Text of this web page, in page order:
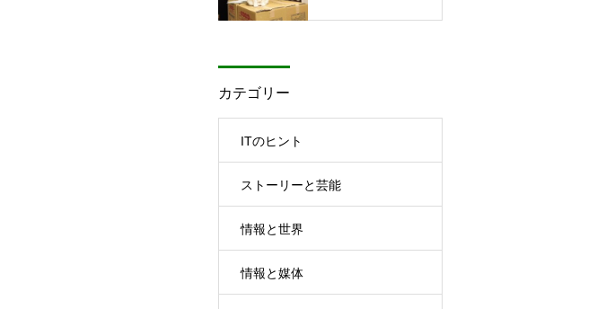
カテゴリー
ITのヒント
ストーリーと芸能
情報と世界
情報と媒体